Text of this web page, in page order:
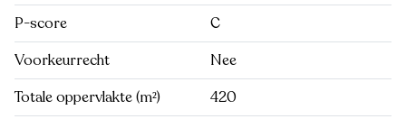
P-score
C
Voorkeurrecht
Nee
Totale oppervlakte (m²)
420